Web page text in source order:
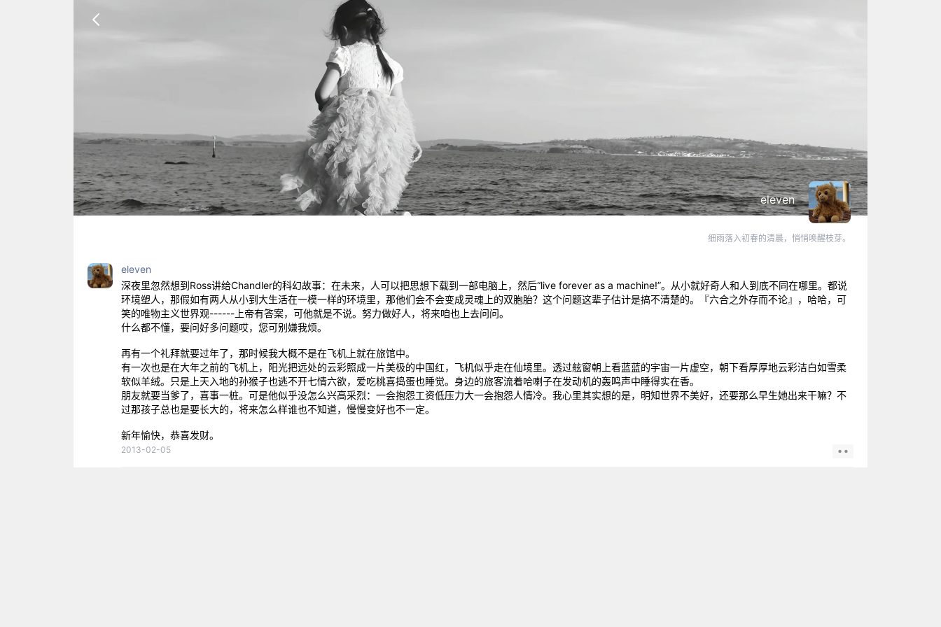
eleven
细雨落入初春的清晨，悄悄唤醒枝芽。
eleven
深夜里忽然想到Ross讲给Chandler的科幻故事：在未来，人可以把思想下载到一部电脑上，然后“live forever as a machine!”。从小就好奇人和人到底不同在哪里。都说
环境塑人，那假如有两人从小到大生活在一模一样的环境里，那他们会不会变成灵魂上的双胞胎？这个问题这辈子估计是搞不清楚的。『六合之外存而不论』，哈哈，可
笑的唯物主义世界观------上帝有答案，可他就是不说。努力做好人，将来咱也上去问问。
什么都不懂，要问好多问题哎，您可别嫌我烦。
再有一个礼拜就要过年了，那时候我大概不是在飞机上就在旅馆中。
有一次也是在大年之前的飞机上，阳光把远处的云彩照成一片美极的中国红，飞机似乎走在仙境里。透过舷窗朝上看蓝蓝的宇宙一片虚空，朝下看厚厚地云彩洁白如雪柔
软似羊绒。只是上天入地的孙猴子也逃不开七情六欲，爱吃桃喜捣蛋也睡觉。身边的旅客流着哈喇子在发动机的轰鸣声中睡得实在香。
朋友就要当爹了，喜事一桩。可是他似乎没怎么兴高采烈：一会抱怨工资低压力大一会抱怨人情冷。我心里其实想的是，明知世界不美好，还要那么早生她出来干嘛？不
过那孩子总也是要长大的，将来怎么样谁也不知道，慢慢变好也不一定。
新年愉快，恭喜发财。
2013-02-05